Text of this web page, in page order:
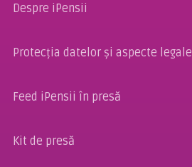
Despre iPensii
Protecția datelor și aspecte legale
Feed iPensii în presă
Kit de presă